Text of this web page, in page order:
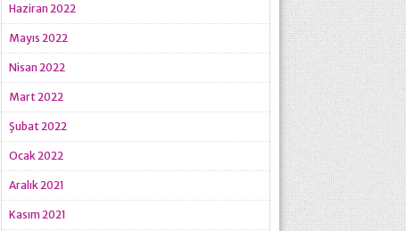
Haziran 2022
Mayıs 2022
Nisan 2022
Mart 2022
Şubat 2022
Ocak 2022
Aralık 2021
Kasım 2021